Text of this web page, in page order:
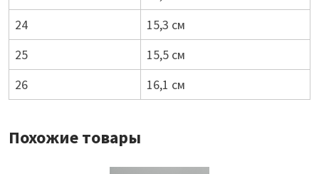
24
15,3 см
25
15,5 см
26
16,1 см
Похожие товары